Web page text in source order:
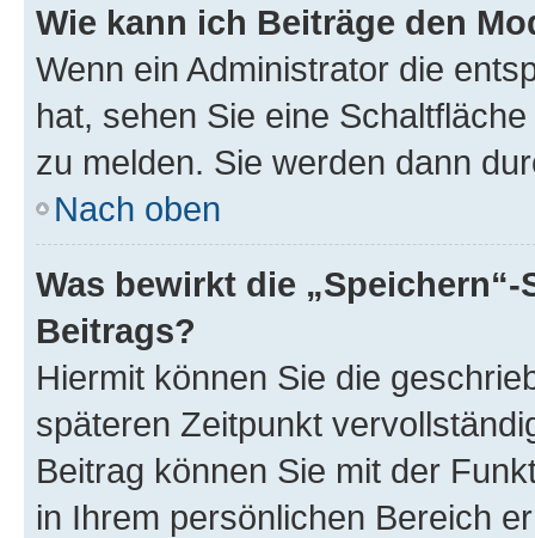
Wie kann ich Beiträge den
Wenn ein Administrator die
hat, sehen Sie eine
zu melden. Sie werden dann
Nach oben
Was bewirkt die
Beitrags?
Hiermit können Sie die
späteren Zeitpunkt
Beitrag können Sie mit der
in Ihrem persönlichen Bereich